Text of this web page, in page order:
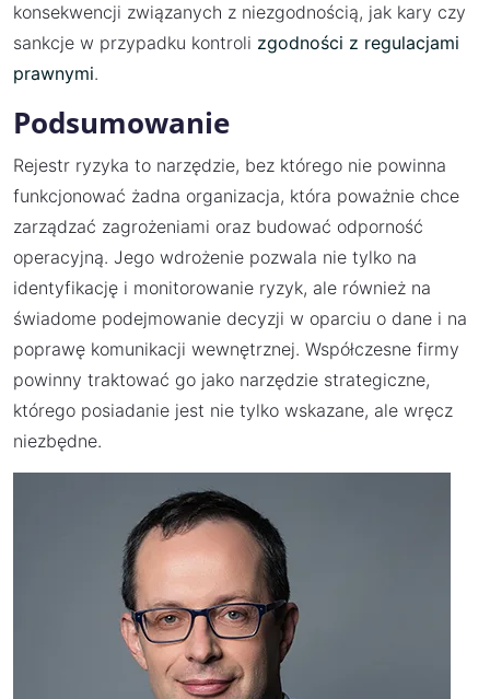
konsekwencji związanych z niezgodnością, jak kary czy
sankcje w przypadku kontroli zgodności z regulacjami
prawnymi.
Podsumowanie
Rejestr ryzyka to narzędzie, bez którego nie powinna
funkcjonować żadna organizacja, która poważnie chce
zarządzać zagrożeniami oraz budować odporność
operacyjną. Jego wdrożenie pozwala nie tylko na
identyfikację i monitorowanie ryzyk, ale również na
świadome podejmowanie decyzji w oparciu o dane i na
poprawę komunikacji wewnętrznej. Współczesne firmy
powinny traktować go jako narzędzie strategiczne,
którego posiadanie jest nie tylko wskazane, ale wręcz
niezbędne.